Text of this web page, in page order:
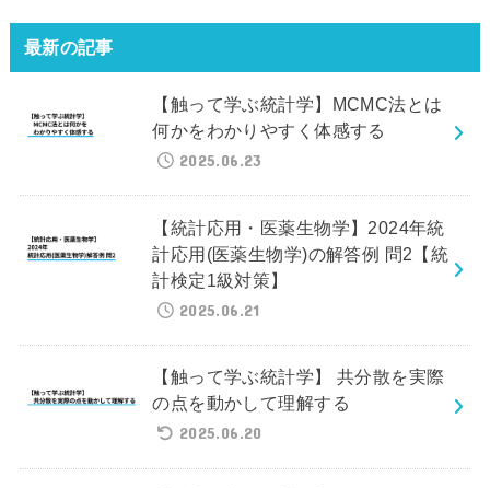
最新の記事
【触って学ぶ統計学】MCMC法とは
何かをわかりやすく体感する
2025.06.23
【統計応用・医薬生物学】2024年統
計応用(医薬生物学)の解答例 問2【統
計検定1級対策】
2025.06.21
【触って学ぶ統計学】 共分散を実際
の点を動かして理解する
2025.06.20